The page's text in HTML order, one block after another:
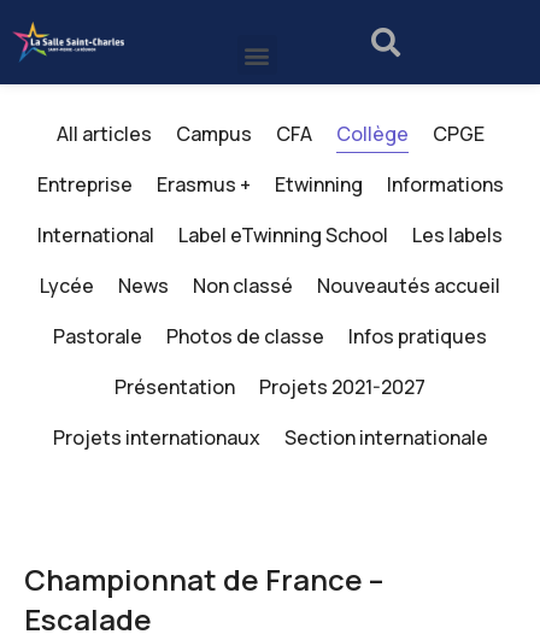
All articles Campus CFA Collège
CPGE
Entreprise
Erasmus + Etwinning
Informations
International
Label eTwinning School
Les labels
Lycée
News Non classé
Nouveautés accueil
Pastorale
Photos de classe
Infos pratiques
Présentation
Projets 2021-2027
Projets internationaux
Section internationale
Championnat de France –
Escalade